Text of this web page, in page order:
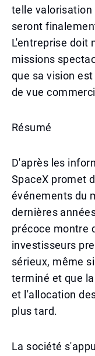
telle
seront
L'entreprise doit
missions
que sa vision
de vue
Résumé
D'après les
SpaceX promet
événements du
dernières
précoce montre
investisseurs
sérieux, même
terminé et que
et l'allocation
plus tard.
La société